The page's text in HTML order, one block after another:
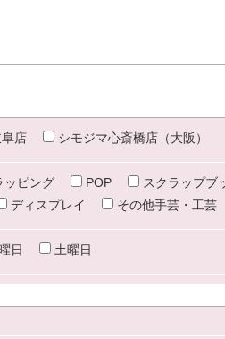
店 シモジマ心斎橋店（大阪）
ッピング POP
スクラップブ
ディスプレイ その他手芸・工芸
日 土曜日